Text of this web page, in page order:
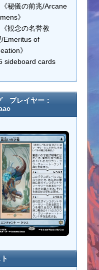
秘儀の前兆/Arcane
》
観念の名誉教
/Emeritus of
》
sideboard cards
プレイヤー：